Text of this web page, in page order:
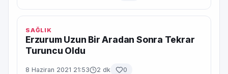
SAĞLIK
Erzurum Uzun Bir Aradan Sonra Tekrar
Turuncu Oldu
8 Haziran 2021 21:53 2 dk 0